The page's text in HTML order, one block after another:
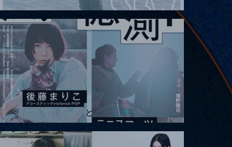
2026.08.08 |【観覧】Oaiko pre.「これから」延期公演 Blurred
City Lights × 17歳とベルリンの壁
2026.08.10 |【観覧】「巷のmyストーリー/風の憶測1～後藤まりこ
アコースティックviolence POPとテニスコーツ」